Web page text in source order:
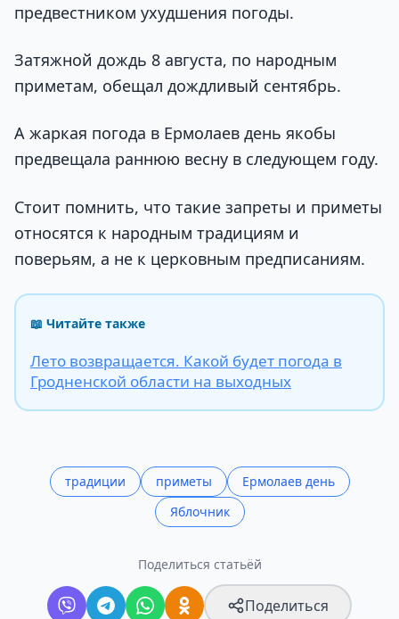
предвестником ухудшения погоды.
Затяжной дождь 8 августа, по народным
приметам, обещал дождливый сентябрь.
А жаркая погода в Ермолаев день якобы
предвещала раннюю весну в следующем году.
Стоит помнить, что такие запреты и приметы
относятся к народным традициям и
поверьям, а не к церковным предписаниям.
📖 Читайте также
Лето возвращается. Какой будет погода в
Гродненской области на выходных
традиции приметы
Ермолаев день
Яблочник
Поделиться статьёй
Поделиться